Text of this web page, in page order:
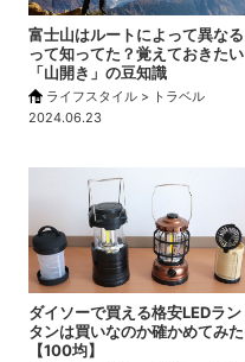
富士山はルートによって異なる
って知ってた？覚えておきたい
「山開き」の豆知識
ライフスタイル > トラベル
2024.06.23
ダイソーで買える格安LEDラン
タンは買いなのか確かめてみた
【100均】